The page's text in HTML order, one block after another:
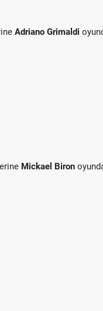
Adriano Grimaldi
Mickael Biron